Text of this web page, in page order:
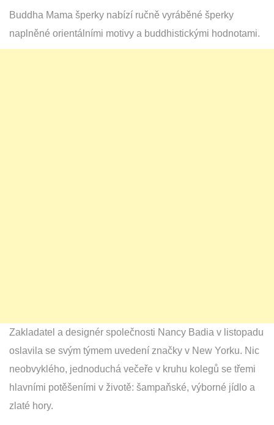
Buddha Mama šperky nabízí ručně vyráběné šperky
naplněné orientálními motivy a buddhistickými hodnotami.
Zakladatel a designér společnosti Nancy Badia v listopadu
oslavila se svým týmem uvedení značky v New Yorku. Nic
neobvyklého, jednoduchá večeře v kruhu kolegů se třemi
hlavními potěšeními v životě: šampaňské, výborné jídlo a
zlaté hory.